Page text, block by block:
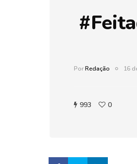
PorRedação 16
993 0